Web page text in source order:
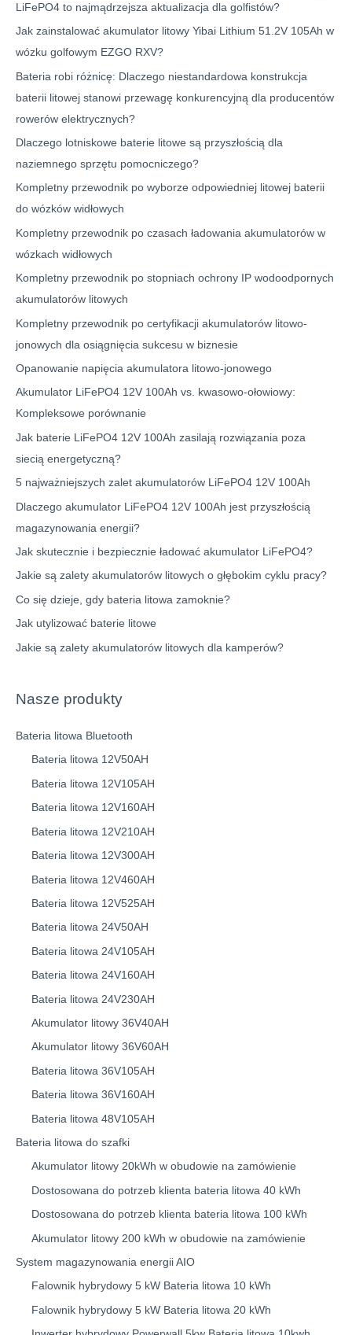
LiFePO4 to najmądrzejsza aktualizacja dla golfistów?
Jak zainstalować akumulator litowy Yibai Lithium 51.2V 105Ah w
wózku golfowym EZGO RXV?
Bateria robi różnicę: Dlaczego niestandardowa konstrukcja
baterii litowej stanowi przewagę konkurencyjną dla producentów
rowerów elektrycznych?
Dlaczego lotniskowe baterie litowe są przyszłością dla
naziemnego sprzętu pomocniczego?
Kompletny przewodnik po wyborze odpowiedniej litowej baterii
do wózków widłowych
Kompletny przewodnik po czasach ładowania akumulatorów w
wózkach widłowych
Kompletny przewodnik po stopniach ochrony IP wodoodpornych
akumulatorów litowych
Kompletny przewodnik po certyfikacji akumulatorów litowo-
jonowych dla osiągnięcia sukcesu w biznesie
Opanowanie napięcia akumulatora litowo-jonowego
Akumulator LiFePO4 12V 100Ah vs. kwasowo-ołowiowy:
Kompleksowe porównanie
Jak baterie LiFePO4 12V 100Ah zasilają rozwiązania poza
siecią energetyczną?
5 najważniejszych zalet akumulatorów LiFePO4 12V 100Ah
Dlaczego akumulator LiFePO4 12V 100Ah jest przyszłością
magazynowania energii?
Jak skutecznie i bezpiecznie ładować akumulator LiFePO4?
Jakie są zalety akumulatorów litowych o głębokim cyklu pracy?
Co się dzieje, gdy bateria litowa zamoknie?
Jak utylizować baterie litowe
Jakie są zalety akumulatorów litowych dla kamperów?
Nasze produkty
Bateria litowa Bluetooth
Bateria litowa 12V50AH
Bateria litowa 12V105AH
Bateria litowa 12V160AH
Bateria litowa 12V210AH
Bateria litowa 12V300AH
Bateria litowa 12V460AH
Bateria litowa 12V525AH
Bateria litowa 24V50AH
Bateria litowa 24V105AH
Bateria litowa 24V160AH
Bateria litowa 24V230AH
Akumulator litowy 36V40AH
Akumulator litowy 36V60AH
Bateria litowa 36V105AH
Bateria litowa 36V160AH
Bateria litowa 48V105AH
Bateria litowa do szafki
Akumulator litowy 20kWh w obudowie na zamówienie
Dostosowana do potrzeb klienta bateria litowa 40 kWh
Dostosowana do potrzeb klienta bateria litowa 100 kWh
Akumulator litowy 200 kWh w obudowie na zamówienie
System magazynowania energii AIO
Falownik hybrydowy 5 kW Bateria litowa 10 kWh
Falownik hybrydowy 5 kW Bateria litowa 20 kWh